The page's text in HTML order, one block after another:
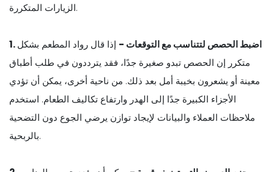
الزيارات المتكررة.
1. اضبط الحصص لتتناسب مع التوقعات - إذا قال رواد المطعم بشكل
متكرر إن الحصص تبدو صغيرة جدًا، فقد يترددون في طلب أطباق
معينة أو يشعرون بخيبة أمل بعد ذلك. من ناحية أخرى، يمكن أن تؤدي
الأجزاء الكبيرة جدًا إلى الهدر وارتفاع تكاليف الطعام. استخدم
ملاحظات العملاء والبيانات لإيجاد توازن يرضي الجوع دون التضحية
بالربحية.